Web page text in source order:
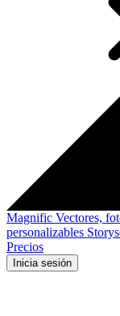
Magnific Vectores,
personalizables
Precios
Inicia sesión